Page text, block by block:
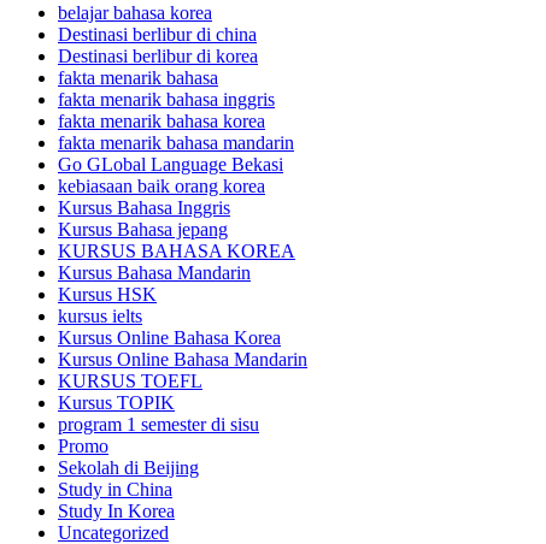
belajar bahasa korea
Destinasi berlibur di china
Destinasi berlibur di korea
fakta menarik bahasa
fakta menarik bahasa inggris
fakta menarik bahasa korea
fakta menarik bahasa mandarin
Go GLobal Language Bekasi
kebiasaan baik orang korea
Kursus Bahasa Inggris
Kursus Bahasa jepang
KURSUS BAHASA KOREA
Kursus Bahasa Mandarin
Kursus HSK
kursus ielts
Kursus Online Bahasa Korea
Kursus Online Bahasa Mandarin
KURSUS TOEFL
Kursus TOPIK
program 1 semester di sisu
Promo
Sekolah di Beijing
Study in China
Study In Korea
Uncategorized